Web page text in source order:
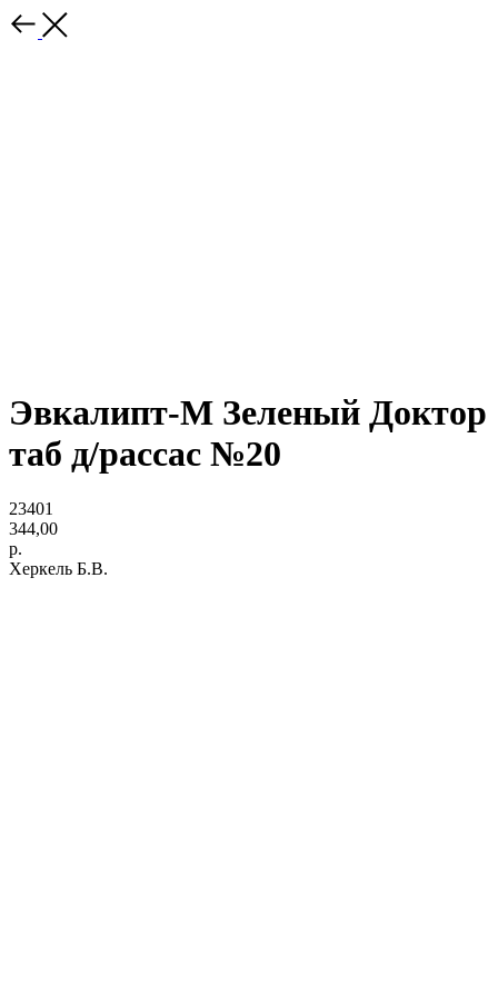
Эвкалипт-М Зеленый Доктор
таб д/рассас №20
23401
344,00
р.
Херкель Б.В.